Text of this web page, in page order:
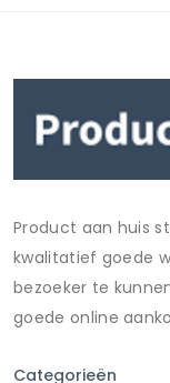
Product aan huis
kwalitatief goede
bezoeker te
goede online
Categorieën